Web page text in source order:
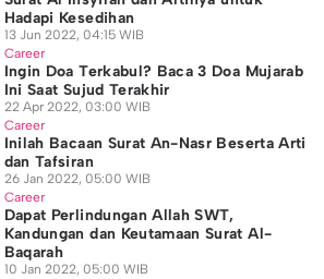
Hadapi Kesedihan
13 Jun 2022, 04:15 WIB
Career
Ingin Doa Terkabul? Baca 3 Doa Mujarab
Ini Saat Sujud Terakhir
22 Apr 2022, 03:00 WIB
Career
Inilah Bacaan Surat An-Nasr Beserta Arti
dan Tafsiran
26 Jan 2022, 05:00 WIB
Career
Dapat Perlindungan Allah SWT,
Kandungan dan Keutamaan Surat Al-
Baqarah
10 Jan 2022, 05:00 WIB